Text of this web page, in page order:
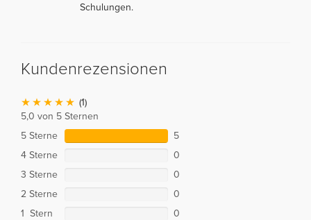
Schulungen.
Kundenrezensionen
(1)
5,0 von 5 Sternen
5 Sterne
5
4 Sterne
0
3 Sterne
0
2 Sterne
0
1 Stern
0